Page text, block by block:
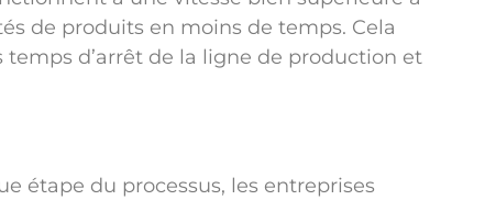
de produits en moins de temps. Cela
d’arrêt de la ligne de production et
étape du processus, les entreprises